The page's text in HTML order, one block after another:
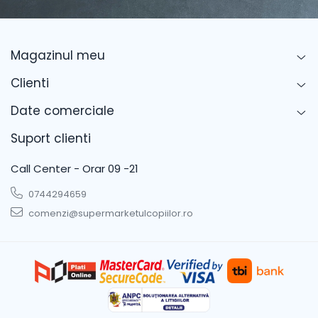
Magazinul meu
Clienti
Date comerciale
Suport clienti
Call Center - Orar 09 -21
0744294659
comenzi@supermarketulcopiilor.ro